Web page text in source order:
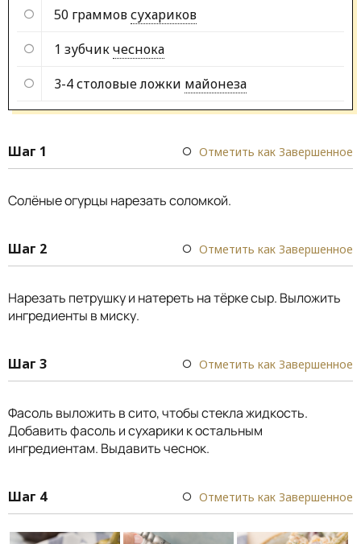
50 граммовсухариков
1 зубчикчеснока
3-4 столовые ложки майонеза
Шаг 1 Отметить как Завершенное
Солёные огурцы нарезать соломкой.
Шаг 2 Отметить как Завершенное
Нарезать петрушку и натереть на тёрке сыр. Выложить
ингредиенты в миску.
Шаг 3 Отметить как Завершенное
Фасоль выложить в сито, чтобы стекла жидкость.
Добавить фасоль и сухарики к остальным
ингредиентам. Выдавить чеснок.
Шаг 4 Отметить как Завершенное